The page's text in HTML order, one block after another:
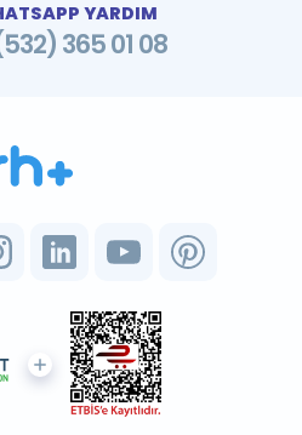
YARDIM
365 01 08